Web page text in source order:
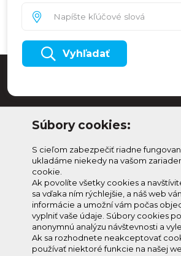
Vyhľadať
info@knh.sk
Prihlásenie
Zmeniť
nastavenie
cookies
Prihlás
Súbory cookies:
S cieľom zabezpečiť riadne
ukladáme niekedy na vašom
cookie.
Ak povolíte všetky cookies a
sa vďaka ním rýchlejšie, a náš web
informácie a umožní vám počas
vyplniť vaše údaje. Súbory cookies
anonymnú analýzu návštevnosti a
Ak sa rozhodnete neakceptovať
používať niektoré funkcie na našej